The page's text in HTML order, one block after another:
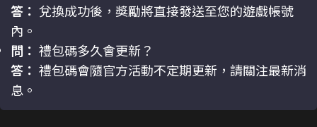
答： 兌換成功後，獎勵將直接發送至您的遊戲帳號
內。
問： 禮包碼多久會更新？
答： 禮包碼會隨官方活動不定期更新，請關注最新消
息。